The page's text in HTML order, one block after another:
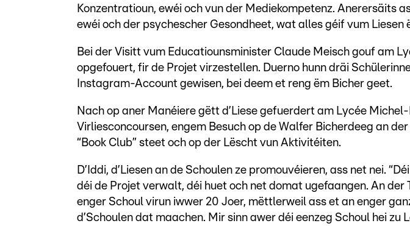
Konzentratioun, ewéi och vun der Mediekompetenz. Anerersäits
ewéi och der psychescher Gesondheet, wat alles géif vum Liesen
Bei der Visitt vum Educatiounsminister Claude Meisch gouf am
opgefouert, fir de Projet virzestellen. Duerno hunn dräi
Instagram-Account gewisen, bei deem et reng ëm Bicher geet.
Nach op aner Manéiere gëtt d’Liese gefuerdert am Lycée
Virliesconcoursen, engem Besuch op de Walfer Bicherdeeg an
“Book Club” steet och op der Lëscht vun Aktivitéiten.
D’Iddi, d’Liesen an de Schoulen ze promouvéieren, ass net nei.
déi de Projet verwalt, déi huet och net domat ugefaangen. An der
enger Schoul virun iwwer 20 Joer, mëttlerweil ass et an enger
d’Schoulen dat maachen. Mir sinn awer déi eenzeg Schoul hei zu